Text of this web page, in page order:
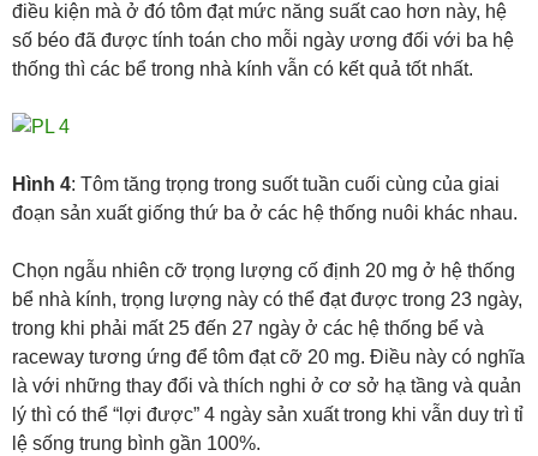
điều kiện mà ở đó tôm đạt mức năng suất cao hơn này, hệ
số béo đã được tính toán cho mỗi ngày ương đối với ba hệ
thống thì các bể trong nhà kính vẫn có kết quả tốt nhất.
Hình 4: Tôm tăng trọng trong suốt tuần cuối cùng của giai
đoạn sản xuất giống thứ ba ở các hệ thống nuôi khác nhau.
Chọn ngẫu nhiên cỡ trọng lượng cố định 20 mg ở hệ thống
bể nhà kính, trọng lượng này có thể đạt được trong 23 ngày,
trong khi phải mất 25 đến 27 ngày ở các hệ thống bể và
raceway tương ứng để tôm đạt cỡ 20 mg. Điều này có nghĩa
là với những thay đổi và thích nghi ở cơ sở hạ tầng và quản
lý thì có thể “lợi được” 4 ngày sản xuất trong khi vẫn duy trì tỉ
lệ sống trung bình gần 100%.